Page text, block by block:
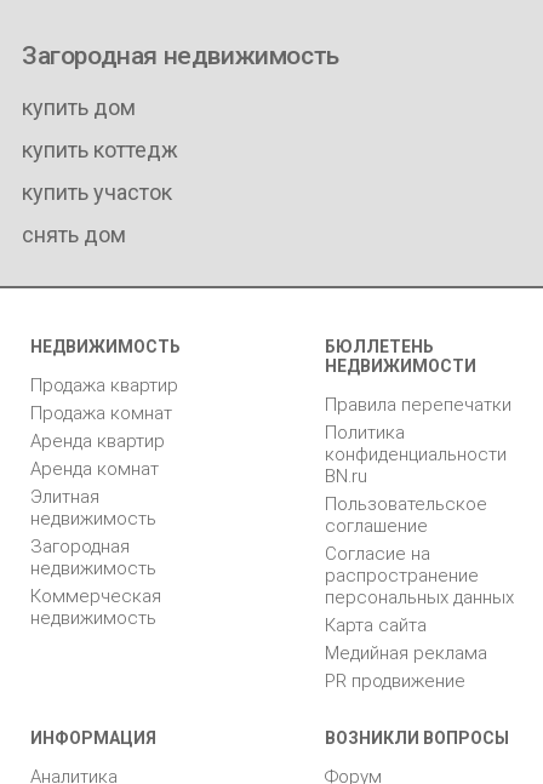
Загородная недвижимость
купить дом
купить коттедж
купить участок
снять дом
НЕДВИЖИМОСТЬ
Продажа квартир
Продажа комнат
Аренда квартир
Аренда комнат
Элитная
недвижимость
Загородная
недвижимость
Коммерческая
недвижимость
БЮЛЛЕТЕНЬ
НЕДВИЖИМОСТИ
Правила перепечатки
Политика
конфиденциальности
BN.ru
Пользовательское
соглашение
Согласие на
распространение
персональных данных
Карта сайта
Медийная реклама
PR продвижение
ИНФОРМАЦИЯ
Аналитика
ВОЗНИКЛИ ВОПРОСЫ
Форум